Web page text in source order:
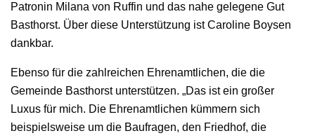
Patronin Milana von Ruffin und das nahe gelegene Gut
Basthorst. Über diese Unterstützung ist Caroline Boysen
dankbar.
Ebenso für die zahlreichen Ehrenamtlichen, die die
Gemeinde Basthorst unterstützen. „Das ist ein großer
Luxus für mich. Die Ehrenamtlichen kümmern sich
beispielsweise um die Baufragen, den Friedhof, die